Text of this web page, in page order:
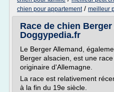
chien pour appartement/ meilleur
Race de chien Berger
Doggypedia.fr
Le Berger Allemand,
Berger alsacien, est une
originaire d'Allemagne.
La race est relativement
à la fin du 19e siècle.